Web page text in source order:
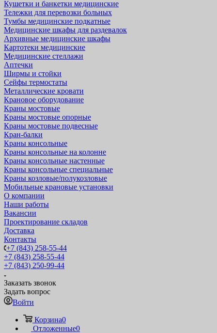
Кушетки и банкетки медицинские
Тележки для перевозки больных
Тумбы медицинские подкатные
Медицинские шкафы для раздевалок
Архивные медицинские шкафы
Картотеки медицинские
Медицинские стеллажи
Аптечки
Ширмы и стойки
Сейфы термостаты
Металлические кровати
Крановое оборудование
Краны мостовые
Краны мостовые опорные
Краны мостовые подвесные
Кран-балки
Краны консольные
Краны консольные на колонне
Краны консольные настенные
Краны консольные специальные
Краны козловые/полукозловые
Мобильные крановые установки
О компании
Наши работы
Вакансии
Проектирование складов
Доставка
Контакты
+7 (843) 258-55-44
+7 (843) 258-55-44
+7 (843) 250-99-44
Заказать звонок
Задать вопрос
Войти
Корзина0
Отложенные0